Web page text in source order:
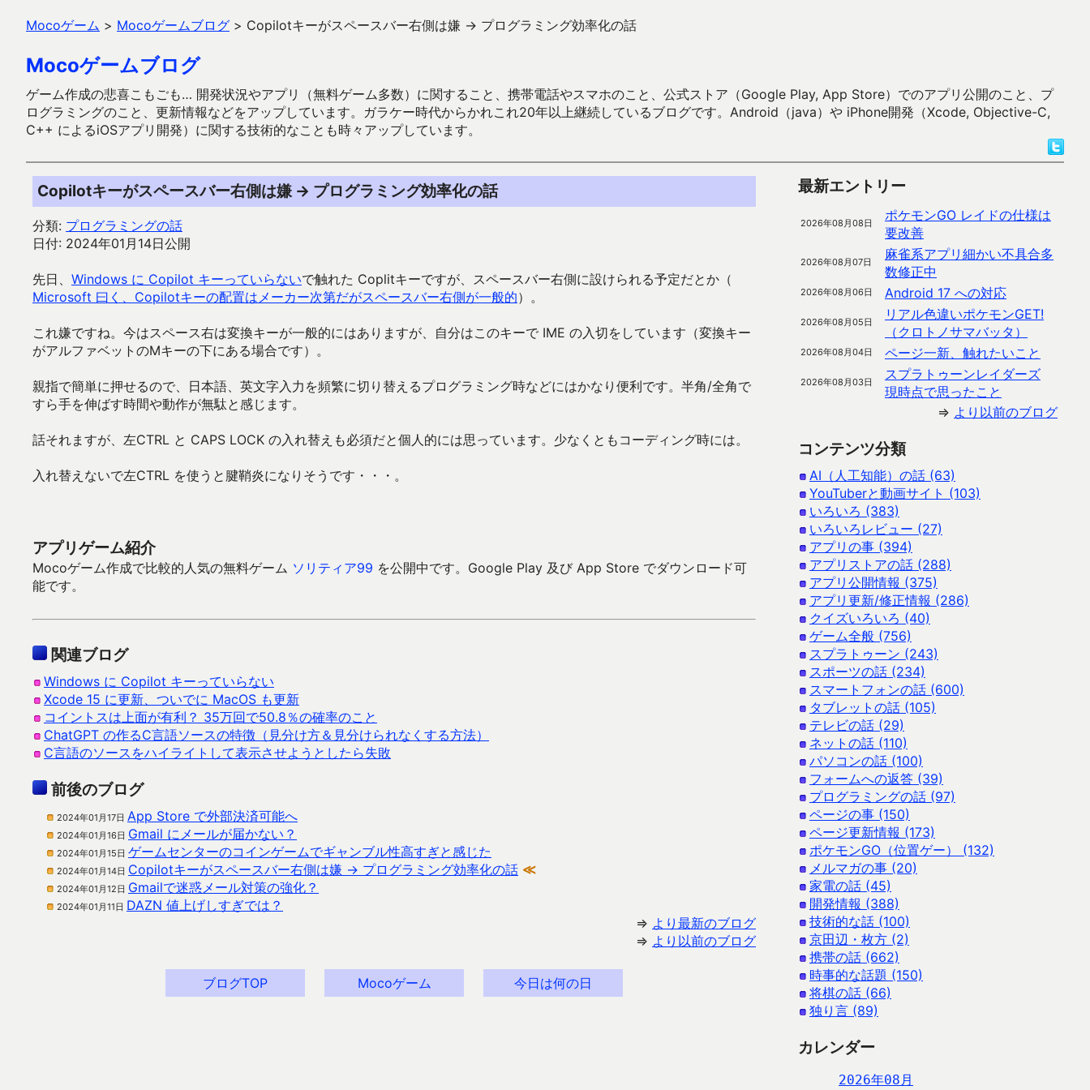
Mocoゲーム > Mocoゲームブログ > Copilotキーがスペースバー右側は嫌 → プログラミング効率化の話
Mocoゲームブログ
ゲーム作成の悲喜こもごも… 開発状況やアプリ（無料ゲーム多数）に関すること、携帯電話やスマホのこと、公式ストア（Google Play, App Store）でのアプリ公開のこと、プ
ログラミングのこと、更新情報などをアップしています。ガラケー時代からかれこれ20年以上継続しているブログです。Android（java）や iPhone開発（Xcode, Objective-C,
C++ によるiOSアプリ開発）に関する技術的なことも時々アップしています。
Copilotキーがスペースバー右側は嫌 → プログラミング効率化の話
分類: プログラミングの話
日付: 2024年01月14日公開
先日、 Windows に Copilot キーっていらないで触れた Coplitキーですが、スペースバー右側に設けられる予定だとか（
Microsoft 曰く、Copilotキーの配置はメーカー次第だがスペースバー右側が一般的）。
これ嫌ですね。今はスペース右は変換キーが一般的にはありますが、自分はこのキーで IME の入切をしています（変換キー
がアルファベットのMキーの下にある場合です）。
親指で簡単に押せるので、日本語、英文字入力を頻繁に切り替えるプログラミング時などにはかなり便利です。半角/全角で
すら手を伸ばす時間や動作が無駄と感じます。
話それますが、左CTRL と CAPS LOCK の入れ替えも必須だと個人的には思っています。少なくともコーディング時には。
入れ替えないで左CTRL を使うと腱鞘炎になりそうです・・・。
アプリゲーム紹介
Mocoゲーム作成で比較的人気の無料ゲーム ソリティア99 を公開中です。Google Play 及び App Store でダウンロード可
能です。
関連ブログ
Windows に Copilot キーっていらない
Xcode 15 に更新、ついでに MacOS も更新
コイントスは上面が有利？ 35万回で50.8％の確率のこと
ChatGPT の作るC言語ソースの特徴（見分け方＆見分けられなくする方法）
C言語のソースをハイライトして表示させようとしたら失敗
前後のブログ
2024年01月17日 App Store で外部決済可能へ
2024年01月16日 Gmail にメールが届かない？
2024年01月15日 ゲームセンターのコインゲームでギャンブル性高すぎと感じた
2024年01月14日 Copilotキーがスペースバー右側は嫌 → プログラミング効率化の話 ≪
2024年01月12日 Gmailで迷惑メール対策の強化？
2024年01月11日 DAZN 値上げしすぎでは？
⇒ より最新のブログ
⇒ より以前のブログ
ブログTOP Mocoゲーム 今日は何の日
最新エントリー
2026年08月08日
ポケモンGO レイドの仕様は
要改善
2026年08月07日
麻雀系アプリ細かい不具合多
数修正中
2026年08月06日 Android 17 への対応
2026年08月05日
リアル色違いポケモンGET!
（クロトノサマバッタ）
2026年08月04日 ページ一新、触れたいこと
2026年08月03日
スプラトゥーンレイダーズ
現時点で思ったこと
⇒ より以前のブログ
コンテンツ分類
AI（人工知能）の話 (63)
YouTuberと動画サイト (103)
いろいろ (383)
いろいろレビュー (27)
アプリの事 (394)
アプリストアの話 (288)
アプリ公開情報 (375)
アプリ更新/修正情報 (286)
クイズいろいろ (40)
ゲーム全般 (756)
スプラトゥーン (243)
スポーツの話 (234)
スマートフォンの話 (600)
タブレットの話 (105)
テレビの話 (29)
ネットの話 (110)
パソコンの話 (100)
フォームへの返答 (39)
プログラミングの話 (97)
ページの事 (150)
ページ更新情報 (173)
ポケモンGO（位置ゲー） (132)
メルマガの事 (20)
家電の話 (45)
開発情報 (388)
技術的な話 (100)
京田辺・枚方 (2)
携帯の話 (662)
時事的な話題 (150)
将棋の話 (66)
独り言 (89)
カレンダー
2026年08月